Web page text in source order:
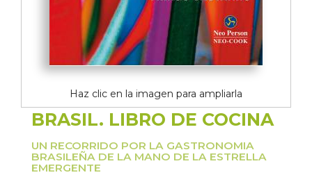
Haz clic en la imagen para ampliarla
BRASIL. LIBRO DE COCINA
UN RECORRIDO POR LA GASTRONOMIA
BRASILEÑA DE LA MANO DE LA ESTRELLA
EMERGENTE